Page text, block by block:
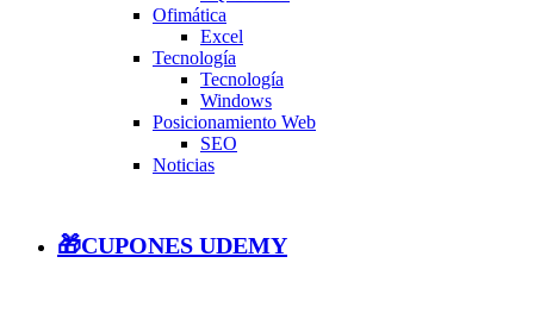
Ofimática
Excel
Tecnología
Tecnología
Windows
Posicionamiento Web
SEO
Noticias
🎁CUPONES UDEMY